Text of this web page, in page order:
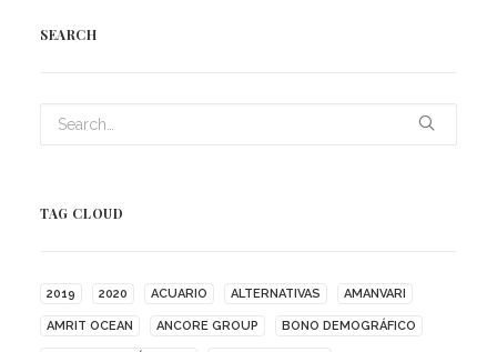
SEARCH
TAG CLOUD
2019 2020 ACUARIO ALTERNATIVAS AMANVARI
AMRIT OCEAN ANCORE GROUP BONO DEMOGRÁFICO